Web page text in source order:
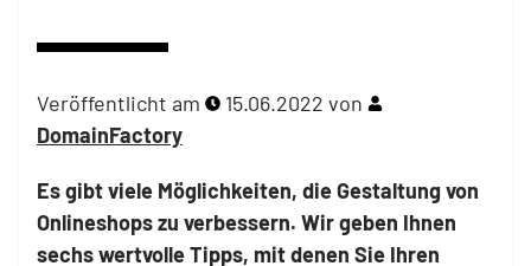
Veröffentlicht am 15.06.2022 von
DomainFactory
Es gibt viele Möglichkeiten, die Gestaltung von
Onlineshops zu verbessern. Wir geben Ihnen
sechs wertvolle Tipps, mit denen Sie Ihren